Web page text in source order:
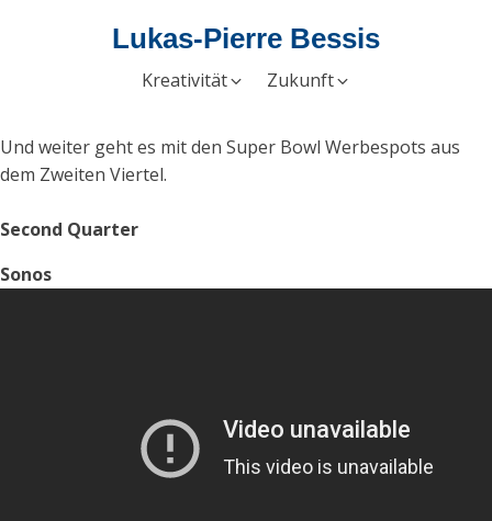
Lukas-Pierre Bessis
Kreativität Zukunft
Und weiter geht es mit den Super Bowl Werbespots aus
dem Zweiten Viertel.
Second Quarter
Sonos